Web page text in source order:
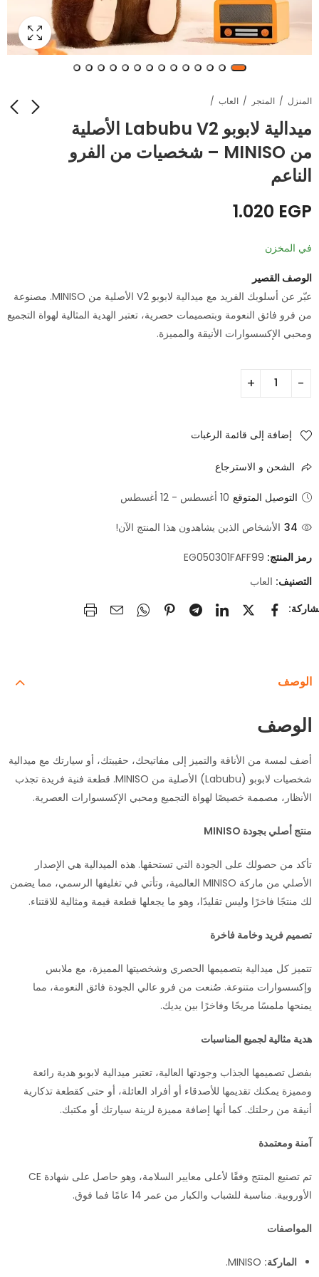
المنزل المتجر العاب
ميدالية لابوبو Labubu V2 الأصلية
من MINISO – شخصيات من الفرو
الناعم
أباجورة مكتب ليد متعددة
طقم ملاية صحي
1.020 EGP
في المخزن
الوصف القصير
عبّر عن أسلوبك الفريد مع ميدالية لابوبو V2 الأصلية من MINISO. مصنوعة
من فرو فائق النعومة وبتصميمات حصرية، تعتبر الهدية المثالية لهواة التجميع
ومحبي الإكسسوارات الأنيقة والمميزة.
إضافة إلى قائمة الرغبات
الشحن و الاسترجاع
التوصيل المتوقع 10 أغسطس - 12 أغسطس
34 الأشخاص الذين يشاهدون هذا المنتج الآن!
رمز المنتج: EG050301FAFF99
التصنيف: العاب
الوصف
الوصف
أضف لمسة من الأناقة والتميز إلى مفاتيحك، حقيبتك، أو سيارتك مع ميدالية
شخصيات لابوبو (Labubu) الأصلية من MINISO. قطعة فنية فريدة تجذب
الأنظار، مصممة خصيصًا لهواة التجميع ومحبي الإكسسوارات العصرية.
منتج أصلي بجودة MINISO
تأكد من حصولك على الجودة التي تستحقها. هذه الميدالية هي الإصدار
الأصلي من ماركة MINISO العالمية، وتأتي في تغليفها الرسمي، مما يضمن
لك منتجًا فاخرًا وليس تقليدًا، وهو ما يجعلها قطعة قيمة ومثالية للاقتناء.
تصميم فريد وخامة فاخرة
تتميز كل ميدالية بتصميمها الحصري وشخصيتها المميزة، مع ملابس
وإكسسوارات متنوعة. صُنعت من فرو عالي الجودة فائق النعومة، مما
يمنحها ملمسًا مريحًا وفاخرًا بين يديك.
هدية مثالية لجميع المناسبات
بفضل تصميمها الجذاب وجودتها العالية، تعتبر ميدالية لابوبو هدية رائعة
ومميزة يمكنك تقديمها للأصدقاء أو أفراد العائلة، أو حتى كقطعة تذكارية
أنيقة من رحلتك. كما أنها إضافة مميزة لزينة سيارتك أو مكتبك.
آمنة ومعتمدة
تم تصنيع المنتج وفقًا لأعلى معايير السلامة، وهو حاصل على شهادة CE
الأوروبية. مناسبة للشباب والكبار من عمر 14 عامًا فما فوق.
المواصفات
الماركة: